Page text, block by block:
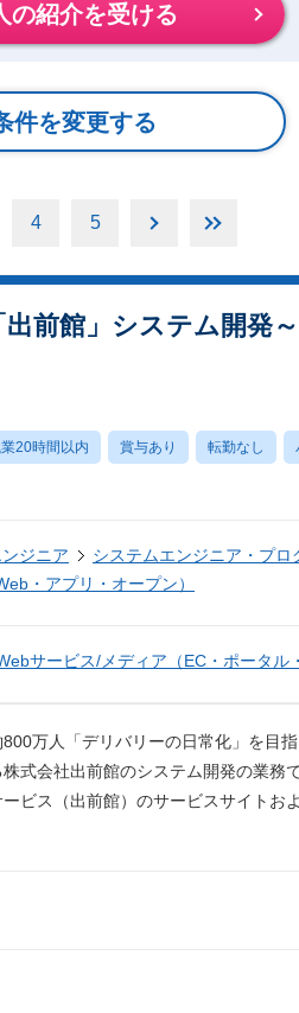
の紹介を受ける
件を変更する
4 5
前館」システム開発
業20時間以内 賞与あり 転勤なし
ジニア
システムエンジニア・プロ
・アプリ・オープン）
サービス/メディア（EC・ポータル
万人「デリバリーの日常化」を目
式会社出前館のシステム開発の業務で
ビス（出前館）のサービスサイトお